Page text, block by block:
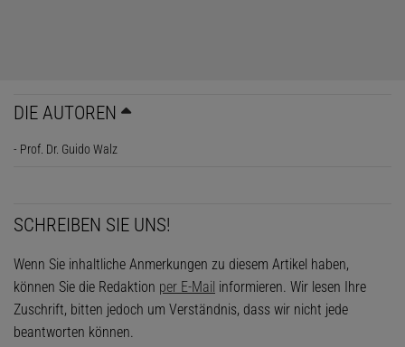
DIE AUTOREN
- Prof. Dr. Guido Walz
SCHREIBEN SIE UNS!
Wenn Sie inhaltliche Anmerkungen zu diesem Artikel haben,
können Sie die Redaktion per E-Mail informieren. Wir lesen Ihre
Zuschrift, bitten jedoch um Verständnis, dass wir nicht jede
beantworten können.